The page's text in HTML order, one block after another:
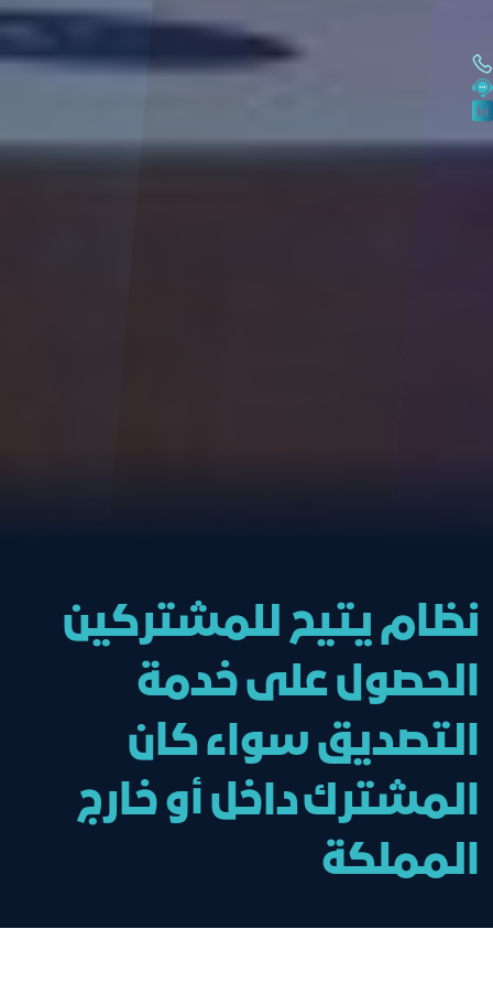
نظام يتيح للمشتركين
الحصول على خدمة
التصديق سواء كان
المشترك داخل أو خارج
المملكة